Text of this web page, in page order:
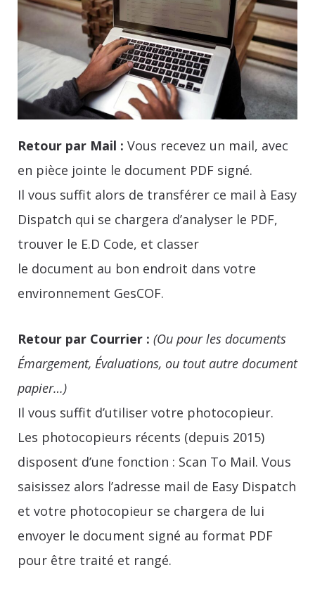
Retour par Mail : Vous recevez un mail, avec
en pièce jointe le document PDF signé.
Il vous suffit alors de transférer ce mail à Easy
Dispatch qui se chargera d’analyser le PDF,
trouver le E.D Code, et classer
le document au bon endroit dans votre
environnement GesCOF.
Retour par Courrier : (Ou pour les documents
Émargement, Évaluations, ou tout autre document
papier…)
Il vous suffit d’utiliser votre photocopieur.
Les photocopieurs récents (depuis 2015)
disposent d’une fonction : Scan To Mail. Vous
saisissez alors l’adresse mail de Easy Dispatch
et votre photocopieur se chargera de lui
envoyer le document signé au format PDF
pour être traité et rangé.